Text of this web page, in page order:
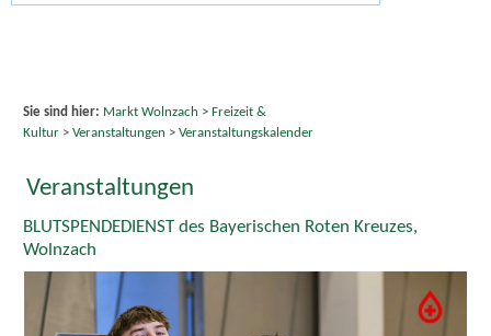
Sie sind hier: Markt Wolnzach > Freizeit &
Kultur> Veranstaltungen > Veranstaltungskalender
Veranstaltungen
BLUTSPENDEDIENST des Bayerischen Roten Kreuzes,
Wolnzach